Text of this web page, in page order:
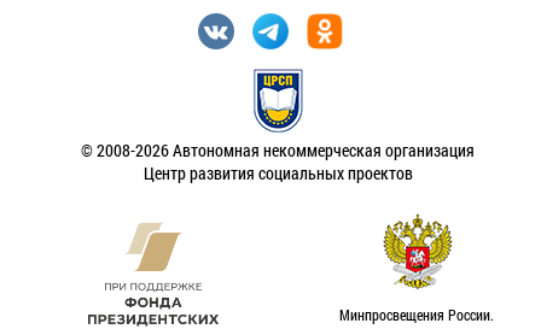
© 2008-2026 Автономная некоммерческая организация
Центр развития социальных проектов
Минпросвещения России.